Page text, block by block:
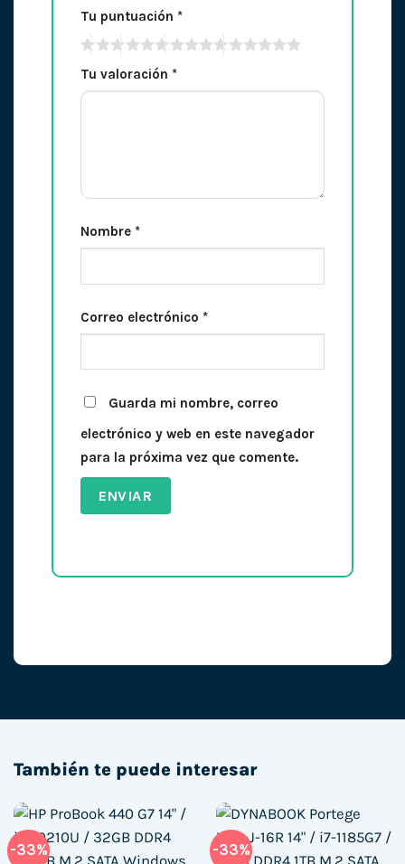
Tu puntuación *
Tu valoración *
Nombre *
Correo electrónico *
Guarda mi nombre, correo
electrónico y web en este navegador
para la próxima vez que comente.
También te puede interesar
-33% -33%